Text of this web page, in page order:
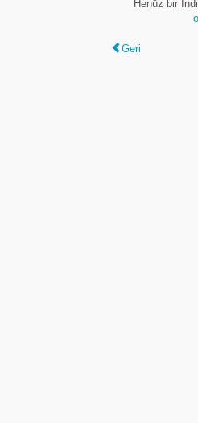
Henüz bir
Geri